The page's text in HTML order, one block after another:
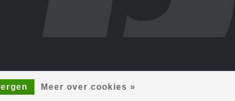
Meer over cookies »